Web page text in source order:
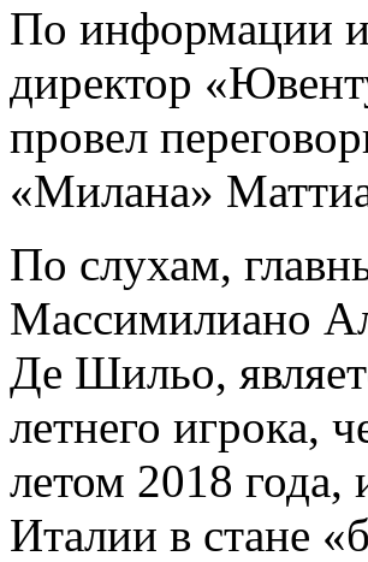
По информации
директор
провел
«Милана»
По слухам,
Массимилиано
Де Шильо,
летнего игрока,
летом 2018 года,
Италии в стане